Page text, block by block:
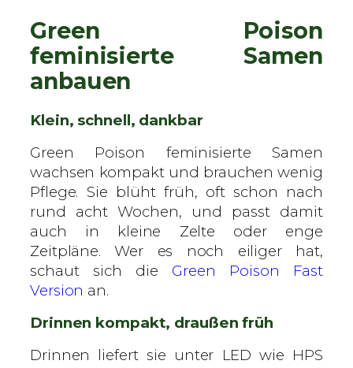
Green Poison
feminisierte Samen
anbauen
Klein, schnell, dankbar
Green Poison feminisierte Samen
wachsen kompakt und brauchen wenig
Pflege. Sie blüht früh, oft schon nach
rund acht Wochen, und passt damit
auch in kleine Zelte oder enge
Zeitpläne. Wer es noch eiliger hat,
schaut sich die Green Poison Fast
Version an.
Drinnen kompakt, draußen früh
Drinnen liefert sie unter LED wie HPS